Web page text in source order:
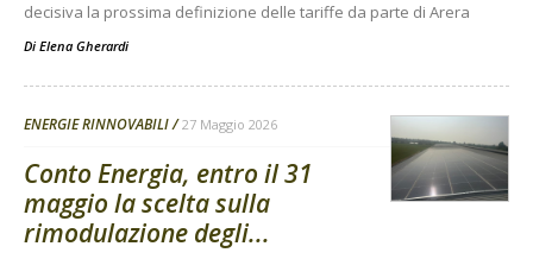
decisiva la prossima definizione delle tariffe da parte di Arera
Di Elena Gherardi
ENERGIE RINNOVABILI 27 Maggio 2026
Conto Energia, entro il 31
maggio la scelta sulla
rimodulazione degli...